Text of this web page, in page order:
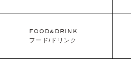
FOOD&DRINK
フード/ドリンク